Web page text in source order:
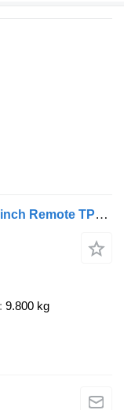
Aksoylu AKT2 6-Car Transport 2X Winch Remote TPMS Direct available !! NE
9.800 kg